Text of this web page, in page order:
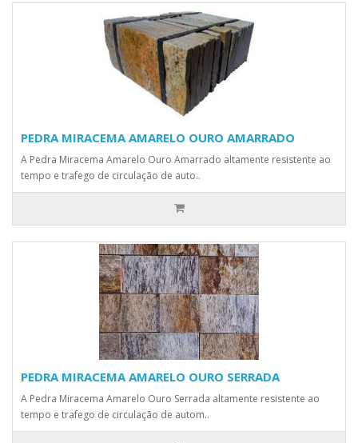
PEDRA MIRACEMA AMARELO OURO AMARRADO
A Pedra Miracema Amarelo Ouro Amarrado altamente resistente ao
tempo e trafego de circulação de auto..
PEDRA MIRACEMA AMARELO OURO SERRADA
A Pedra Miracema Amarelo Ouro Serrada altamente resistente ao
tempo e trafego de circulação de autom..